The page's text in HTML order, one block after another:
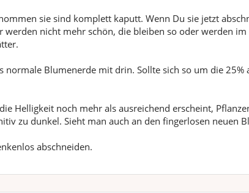
sie sind komplett kaputt. Wenn Du sie jetzt
werden nicht mehr schön, die bleiben so oder werden
normale Blumenerde mit drin. Sollte sich so um die 25%
Helligkeit noch mehr als ausreichend erscheint,
zu dunkel. Sieht man auch an den fingerlosen neuen
abschneiden.